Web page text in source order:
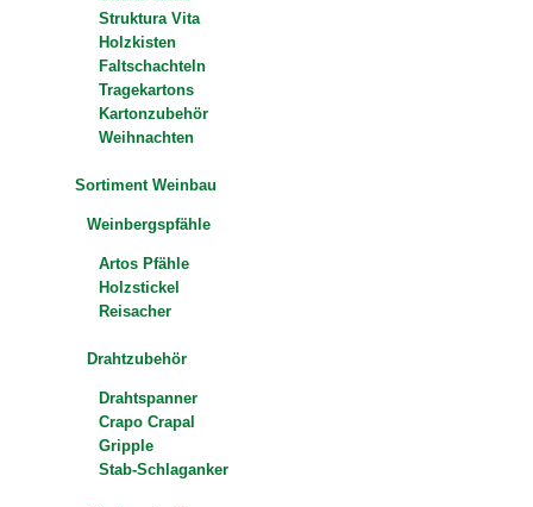
Struktura Vita
Holzkisten
Faltschachteln
Tragekartons
Kartonzubehör
Weihnachten
Sortiment Weinbau
Weinbergspfähle
Artos Pfähle
Holzstickel
Reisacher
Drahtzubehör
Drahtspanner
Crapo Crapal
Gripple
Stab-Schlaganker